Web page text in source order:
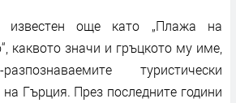
известен още като „Плажа на
каквото значи и гръцкото му име,
туристически
Гърция. През последните години